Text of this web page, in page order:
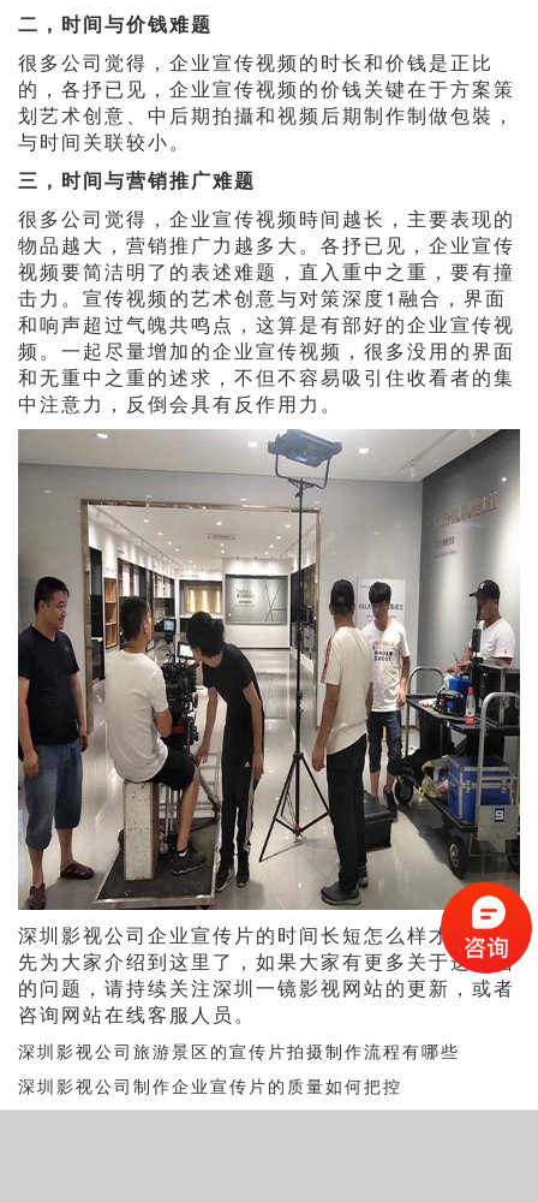
二，时间与价钱难题
很多公司觉得，企业宣传视频的时长和价钱是正比
的，各抒已见，企业宣传视频的价钱关键在于方案策
划艺术创意、中后期拍攝和视频后期制作制做包裝，
与时间关联较小。
三，时间与营销推广难题
很多公司觉得，企业宣传视频時间越长，主要表现的
物品越大，营销推广力越多大。各抒已见，企业宣传
视频要简洁明了的表述难题，直入重中之重，要有撞
击力。宣传视频的艺术创意与对策深度1融合，界面
和响声超过气魄共鸣点，这算是有部好的企业宣传视
频。一起尽量增加的企业宣传视频，很多没用的界面
和无重中之重的述求，不但不容易吸引住收看者的集
中注意力，反倒会具有反作用力。
深圳影视公司企业宣传片的时间长短怎么样才合适就
先为大家介绍到这里了，如果大家有更多关于这方面
的问题，请持续关注深圳一镜影视网站的更新，或者
咨询网站在线客服人员。
深圳影视公司旅游景区的宣传片拍摄制作流程有哪些
深圳影视公司制作企业宣传片的质量如何把控